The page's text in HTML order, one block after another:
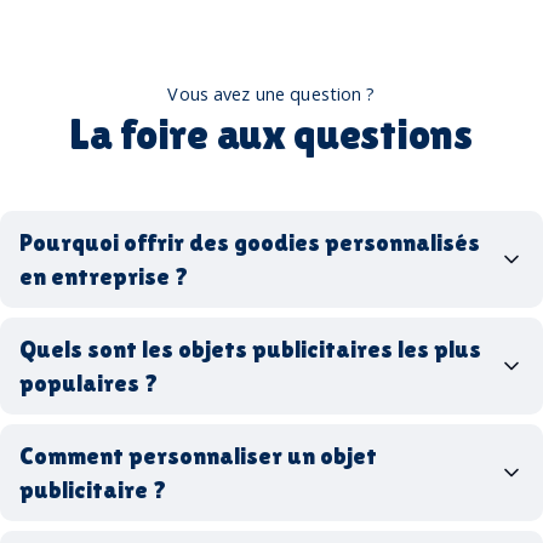
Vous avez une question ?
La foire aux questions
Pourquoi offrir des goodies personnalisés
en entreprise ?
Quels sont les objets publicitaires les plus
populaires ?
stylos personnalisés
tote bags publicitaires
gourdes réutilisables
Comment personnaliser un objet
publicitaire ?